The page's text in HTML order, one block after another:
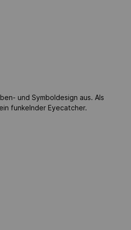
und Symboldesign aus. Als
funkelnder Eyecatcher.